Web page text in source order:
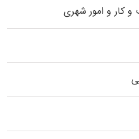
کار و امور شهری